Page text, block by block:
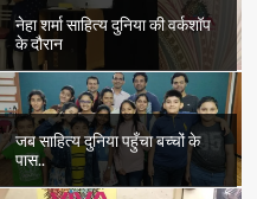
नेहा शर्मा साहित्य दुनिया की वर्कशॉप
के दौरान
जब साहित्य दुनिया पहुँचा बच्चों के
पास..